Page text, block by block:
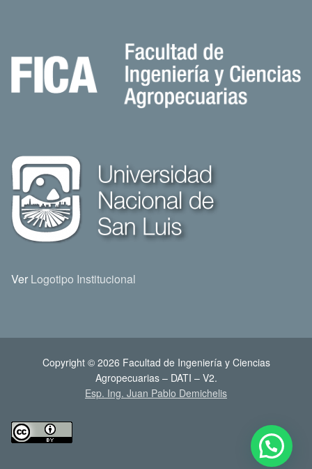
Ver Logotipo Institucional
Copyright © 2026 Facultad de Ingeniería y Ciencias
Agropecuarias – DATI – V2.
Esp. Ing. Juan Pablo Demichelis